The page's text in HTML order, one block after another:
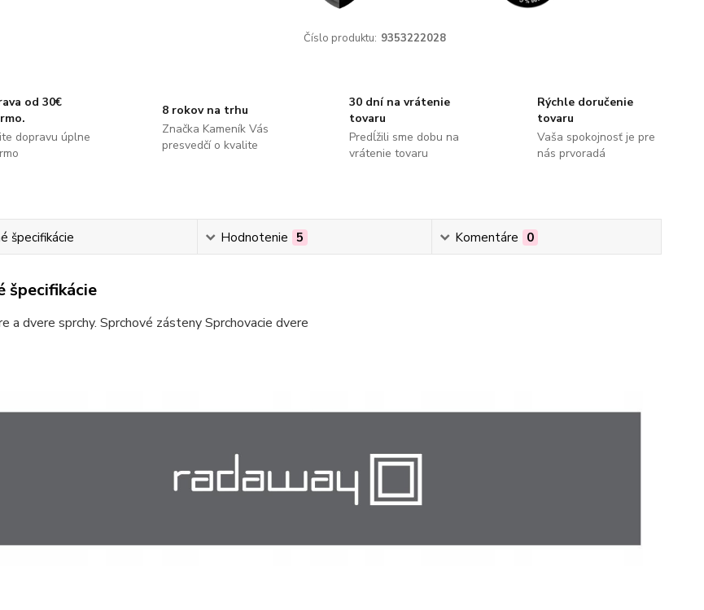
Číslo produktu: 9353222028
od 30€
dopravu úplne
8 rokov na trhu
Značka Kameník Vás
presvedčí o kvalite
30 dní na vrátenie
tovaru
Predĺžili sme dobu na
vrátenie tovaru
Rýchle doručenie
tovaru
Vaša spokojnosť je pre
nás prvoradá
špecifikácie Hodnotenie 5 Komentáre 0
špecifikácie
a dvere sprchy. Sprchové zásteny Sprchovacie dvere